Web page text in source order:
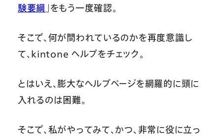
験要綱 」をもう一度確認。
そこで、何が問われているのかを再度意識し
て、kintone ヘルプをチェック。
とはいえ、膨大なヘルプページを網羅的に頭に
入れるのは困難。
そこで、私がやってみて、かつ、非常に役に立っ